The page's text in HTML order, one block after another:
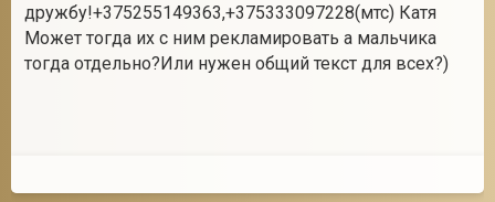
дружбу!+375255149363,+375333097228(мтс) Катя
Может тогда их с ним рекламировать а мальчика
тогда отдельно?Или нужен общий текст для всех?)